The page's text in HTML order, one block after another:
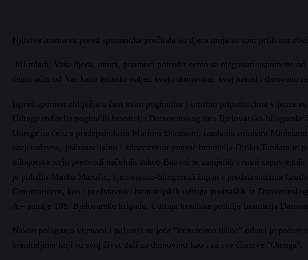
Njihova imena su pored spomenika pročitala su djeca moja su tom prilikom
-Mi mladi, Vaša djeca, unuci, praunuci potrudit ćemo se njegovati uspomene
ćemo učiti od Vas kako istinski voljeti svoju domovinu, svoj narod i darovanu
Ispred spomen obilježja u čast svim poginulim i umrlim pripadnicima vijence
Udruge roditelja poginulih branitelja Domovinskog rata Bjelovarsko-
Omege na čelu s predsjednikom Mariom Đurakom, izaslanik ministra
savjetodavnu, psihosocijalnu i zdravstvenu pomoć branitelja Dinko Tandara te
bilogorske koju predvodi načelnik Jakob Bukvić te zamjenik i ratni
je položio Marko Marušić, bjelovarsko-bilogorski župan s predstavnicima
Crnomarićem, kao i predstavnici braniteljskih udruga proizašlih iz
A – satnije 105. Bjelovarske brigade, Udruga hrvatske policije branitelja
Nakon polaganja vijenaca i paljenja svijeća ”trenutcima tišine” odana je
braniteljima koji su svoj život dali za domovinu kao i za sve članove ”Omega”.